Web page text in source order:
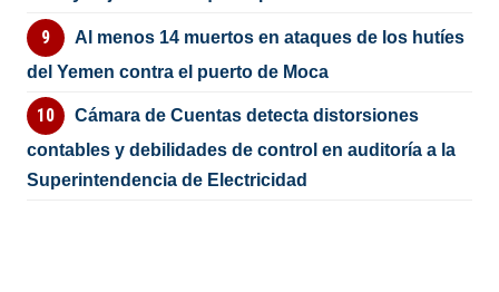
Al menos 14 muertos en ataques de los hutíes
del Yemen contra el puerto de Moca
Cámara de Cuentas detecta distorsiones
contables y debilidades de control en auditoría a la
Superintendencia de Electricidad